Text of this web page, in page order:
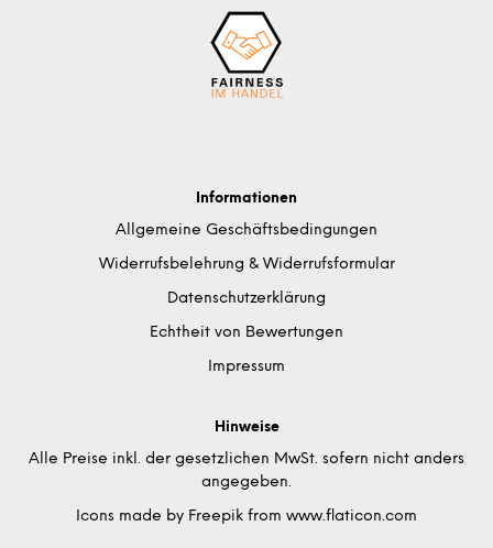
Informationen
Allgemeine Geschäftsbedingungen
Widerrufsbelehrung & Widerrufsformular
Datenschutzerklärung
Echtheit von Bewertungen
Impressum
Hinweise
Alle Preise inkl. der gesetzlichen MwSt. sofern nicht anders
angegeben.
Icons made by Freepik from www.flaticon.com